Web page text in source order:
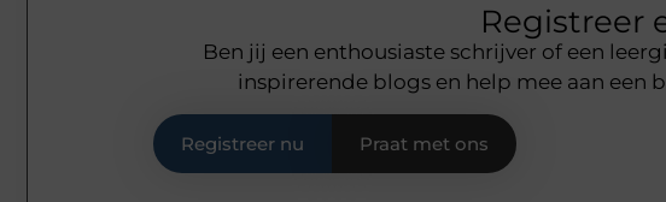
Registreer
Ben jij een enthousiaste schrijver of een
inspirerende blogs en help mee aan een
Registreer nu Praat met ons